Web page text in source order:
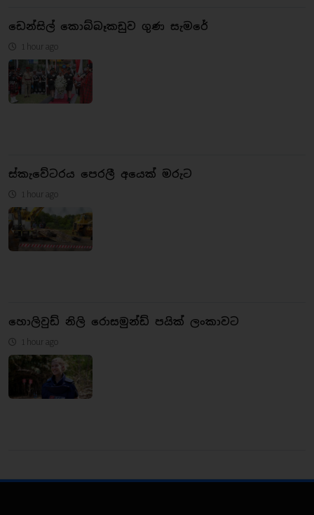
ඩෙන්සිල් කොබ්බෑකඩුව ගුණ සැමරේ
1 hour ago
ස්කැවේටරය පෙරලී අයෙක් මරුට
1 hour ago
හොලිවුඩ් නිලි රොසමුන්ඩ් පයික් ලංකාවට
1 hour ago